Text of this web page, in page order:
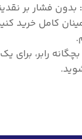
بدون فشار بر
کامل خرید
رابر،